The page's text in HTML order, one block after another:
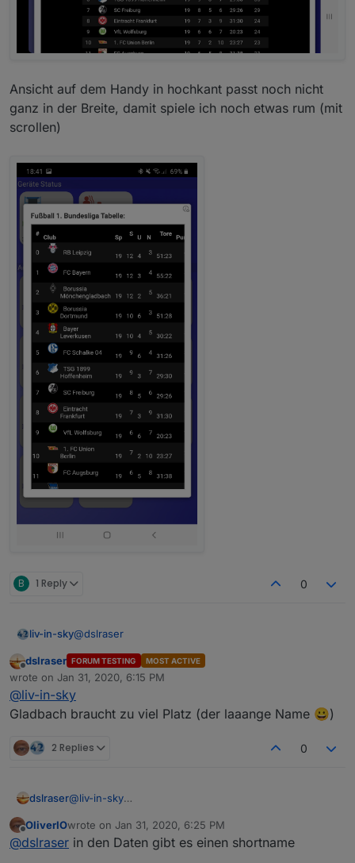
tabelle der spielstände mit anstehenden spielen
sonderheit beim spielstände script:
nextComingGames
abgeschlossenen spiele gezeigt und die 9
nächsten anstehenden (erstes bild)
bei variable
nextComingGames
abgeschlossenen spiele gezeigt - sonst nix
-------------------------------------------------------
----------------
-------------------------------------------------------
----------------
es gibt auch eine andere lösung
einbinden der
bundesliga-widget.de
Ansicht auf dem Handy in hochkant passt noch nicht
ganz in der Breite, damit spiele ich noch etwas rum (mit
scrollen)
B 1 Reply 0
liv-in-sky@dslraser
du musst das hier
in das verwandeln, dann ist das schedule weg
wenn du dann das ganze script in blockly als funktion
Offline
dslraser FORUM TESTING MOST ACTIVE
wrote on Jan 31, 2020, 6:15 PM
last edited by
@liv-in-sky
Gladbach braucht zu viel Platz (der laaange Name 😀)
2 Replies 0
dslraser@liv-in-sky
Offline
OliverIOwrote on Jan 31, 2020, 6:25 PM
last edited by
@dslraser in den Daten gibt es einen shortname